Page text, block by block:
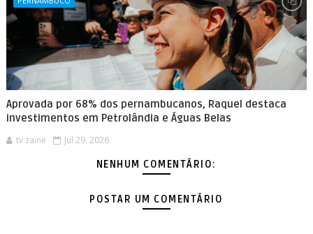
Aprovada por 68% dos pernambucanos, Raquel destaca
investimentos em Petrolândia e Águas Belas
tv zaine Jul 29, 2026
NENHUM COMENTÁRIO:
POSTAR UM COMENTÁRIO